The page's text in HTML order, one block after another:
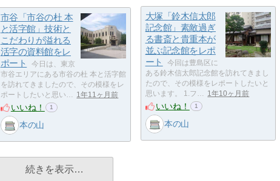
大塚「鈴木信太郎
記念館」素敵過ぎ
る書斎と貴重本が
並ぶ記念館をレポ
ート
今回は豊島区に
ある鈴木信太郎記念館を訪れてきまし
たので、その模様をレポートしたいと
思います。 1.フ… 1年10ヶ月前
いいね！ 1
本の山
市谷「市谷の杜 本
と活字館」技術と
こだわりが溢れる
活字の資料館をレ
ポート
今日は、東京
市谷エリアにある市谷の杜 本と活字館
を訪れてきましたので、その模様をレ
ポートしたいと思い… 1年11ヶ月前
いいね！ 1
本の山
続きを表示…